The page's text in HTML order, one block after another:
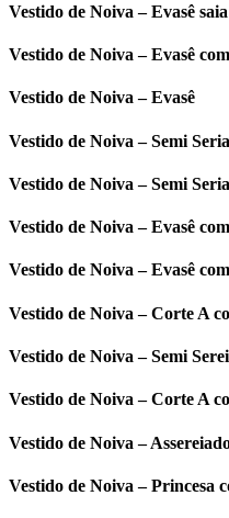
Vestido de Noiva – Evasê
Vestido de Noiva – Evasê
Vestido de Noiva – Evasê
Vestido de Noiva – Semi
Vestido de Noiva – Semi
Vestido de Noiva – Evasê
Vestido de Noiva – Evasê
Vestido de Noiva – Corte A
Vestido de Noiva – Semi
Vestido de Noiva – Corte A
Vestido de Noiva –
Vestido de Noiva – Princesa